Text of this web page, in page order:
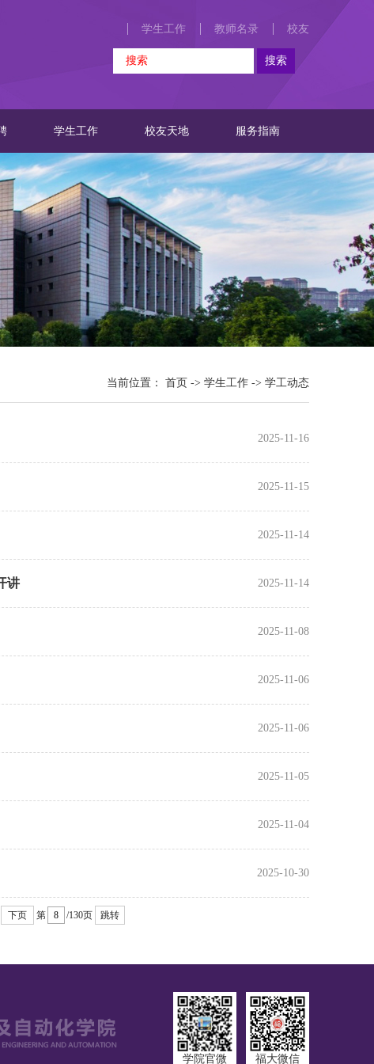
学生工作 教师名录 校友
学生工作 校友天地 服务指南
当前位置： 首页 -> 学生工作 -> 学工动态
2025-11-16
2025-11-15
2025-11-14
讲 2025-11-14
2025-11-08
2025-11-06
2025-11-06
2025-11-05
2025-11-04
2025-10-30
下页 第 /130页 跳转
学院官微
福大微信